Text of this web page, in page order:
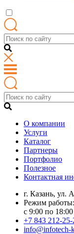
О компании
Услуги
Каталог
Партнеры
Портфолио
Полезное
Контактная
г. Казань, ул.
Режим работы:
с 9:00 по
+7 843 212-25-
info@infotech-